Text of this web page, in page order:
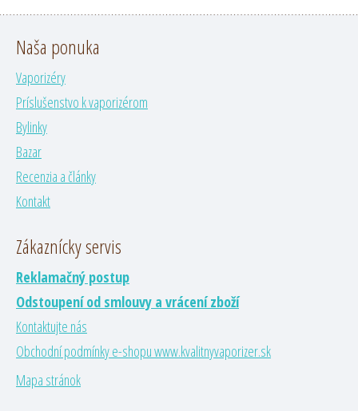
Naša ponuka
Vaporizéry
Príslušenstvo k vaporizérom
Bylinky
Bazar
Recenzia a články
Kontakt
Zákaznícky servis
Reklamačný postup
Odstoupení od smlouvy a vrácení zboží
Kontaktujte nás
Obchodní podmínky e-shopu www.kvalitnyvaporizer.sk
Mapa stránok